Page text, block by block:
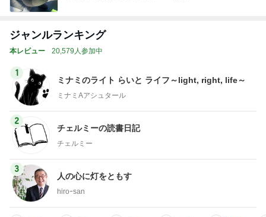
ジャンルランキング
本レビュー 20,579人参加中
1
ミナミのライト らいと ライフ～light, right, life～
ミナミAアシュタール
2
チェルミーの読書日記
チェルミー
3
人の心に灯をともす
hiroｰsan